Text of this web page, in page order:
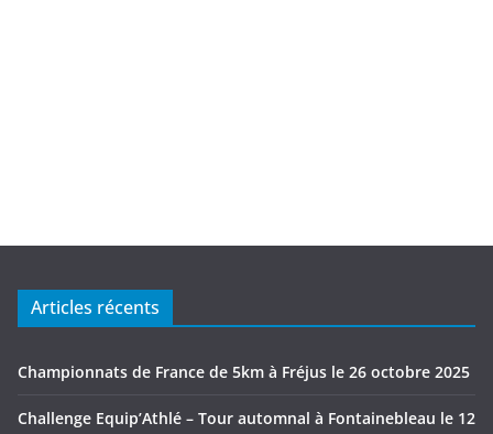
Articles récents
Championnats de France de 5km à Fréjus le 26 octobre 2025
Challenge Equip’Athlé – Tour automnal à Fontainebleau le 12